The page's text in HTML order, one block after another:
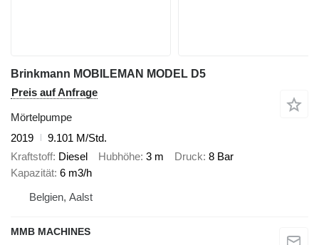
Brinkmann MOBILEMAN MODEL D5
Preis auf Anfrage
Mörtelpumpe
2019
9.101 M/Std.
Kraftstoff Diesel Hubhöhe 3 m Druck 8 Bar
Kapazität 6 m3/h
Belgien, Aalst
MMB MACHINES